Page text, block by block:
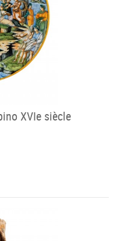
XVIe siècle